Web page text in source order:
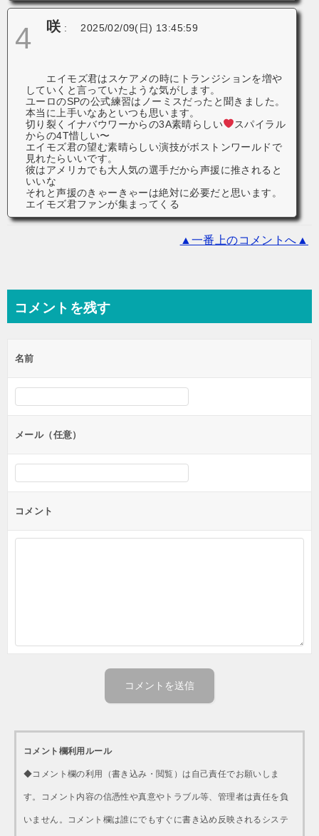
4 咲 : 2025/02/09(日) 13:45:59
エイモズ君はスケアメの時にトランジションを増や
していくと言っていたような気がします。
ユーロのSPの公式練習はノーミスだったと聞きました。
本当に上手いなあといつも思います。
切り裂くイナバウワーからの3A素晴らしい
スパイラル
からの4T惜しい〜
エイモズ君の望む素晴らしい演技がボストンワールドで
見れたらいいです。
彼はアメリカでも大人気の選手だから声援に推されると
いいな
それと声援のきゃーきゃーは絶対に必要だと思います。
エイモズ君ファンが集まってくる
▲一番上のコメントへ▲
コメントを残す
名前
メール（任意）
コメント
コメント欄利用ルール
◆コメント欄の利用（書き込み・閲覧）は自己責任でお願いしま
す。コメント内容の信憑性や真意やトラブル等、管理者は責任を負
いません。コメント欄は誰にでもすぐに書き込め反映されるシステ